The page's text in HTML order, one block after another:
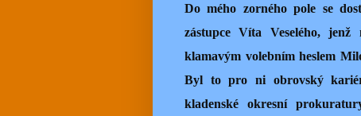
Do mého zorného pole se
zástupce Víta Veselého,
klamavým volebním heslem
Byl to pro ni obrovský
kladenské okresní